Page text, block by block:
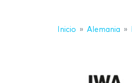
Inicio Alemania